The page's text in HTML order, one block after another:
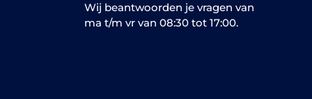
Wij beantwoorden je vragen van
ma t/m vr van 08:30 tot 17:00.